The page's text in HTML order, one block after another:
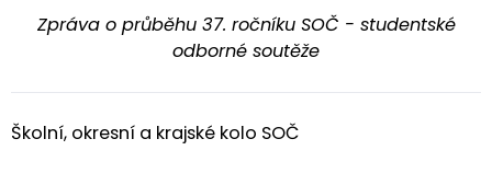
Zpráva o průběhu 37. ročníku SOČ - studentské
odborné soutěže
Školní, okresní a krajské kolo SOČ